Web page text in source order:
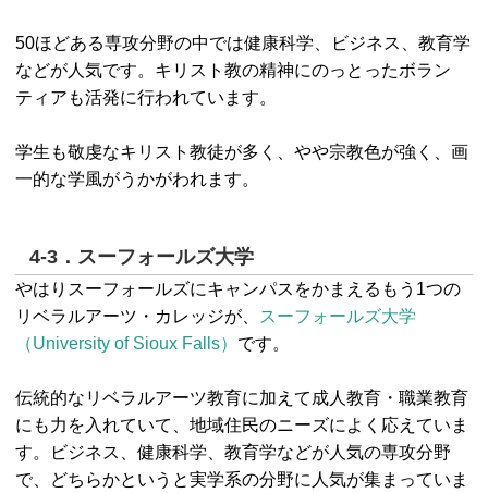
50ほどある専攻分野の中では健康科学、ビジネス、教育学
などが人気です。キリスト教の精神にのっとったボラン
ティアも活発に行われています。
学生も敬虔なキリスト教徒が多く、やや宗教色が強く、画
一的な学風がうかがわれます。
4-3．スーフォールズ大学
やはりスーフォールズにキャンパスをかまえるもう1つの
リベラルアーツ・カレッジが、
スーフォールズ大学
（University of Sioux Falls） です。
伝統的なリベラルアーツ教育に加えて成人教育・職業教育
にも力を入れていて、地域住民のニーズによく応えていま
す。ビジネス、健康科学、教育学などが人気の専攻分野
で、どちらかというと実学系の分野に人気が集まっていま